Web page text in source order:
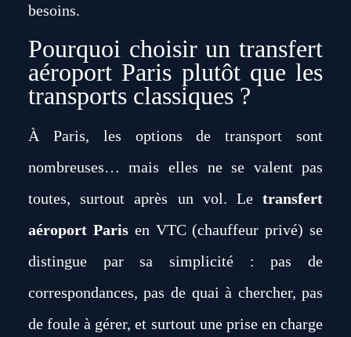
besoins.
Pourquoi choisir un transfert
aéroport Paris plutôt que les
transports classiques ?
À Paris, les options de transport sont
nombreuses… mais elles ne se valent pas
toutes, surtout après un vol. Letransfert
aéroport Parisen VTC (chauffeur privé) se
distingue par sa simplicité : pas de
correspondances, pas de quai à chercher, pas
de foule à gérer, et surtout une prise en charge